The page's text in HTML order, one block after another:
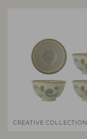
CREATIVE COLLECTION